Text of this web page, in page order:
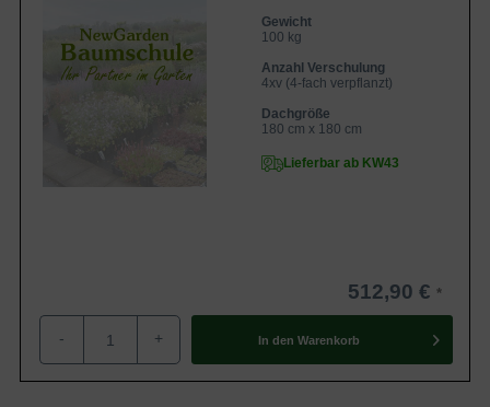
Gewicht
100 kg
Anzahl Verschulung
4xv (4-fach verpflanzt)
Dachgröße
180 cm x 180 cm
Lieferbar ab KW43
512,90 €
- + In den Warenkorb